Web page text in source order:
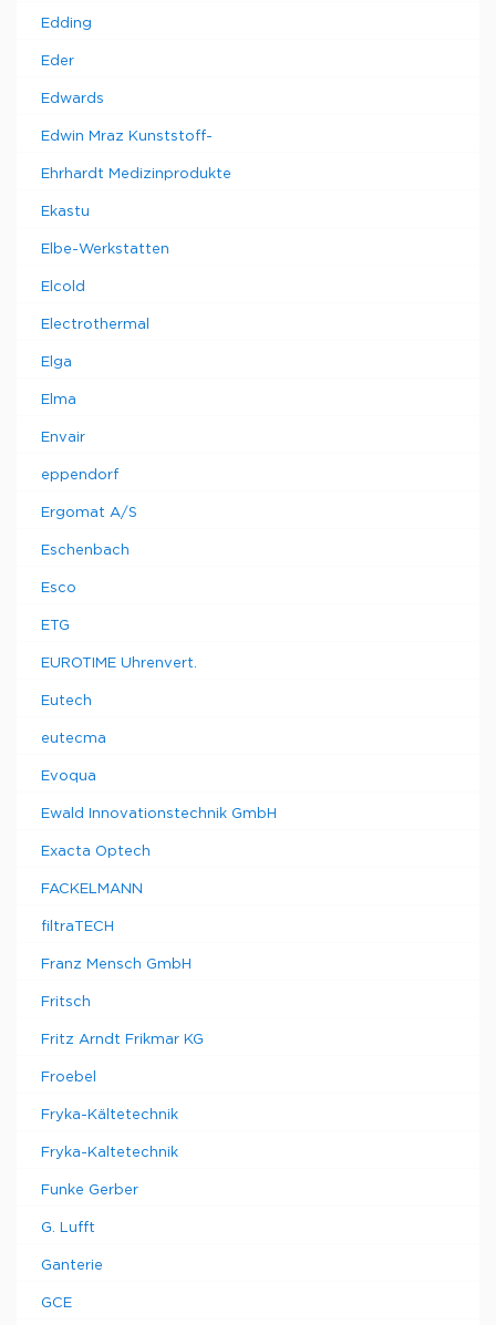
Edding
Eder
Edwards
Edwin Mraz Kunststoff-
Ehrhardt Medizinprodukte
Ekastu
Elbe-Werkstatten
Elcold
Electrothermal
Elga
Elma
Envair
eppendorf
Ergomat A/S
Eschenbach
Esco
ETG
EUROTIME Uhrenvert.
Eutech
eutecma
Evoqua
Ewald Innovationstechnik GmbH
Exacta Optech
FACKELMANN
filtraTECH
Franz Mensch GmbH
Fritsch
Fritz Arndt Frikmar KG
Froebel
Fryka-Kältetechnik
Fryka-Kaltetechnik
Funke Gerber
G. Lufft
Ganterie
GCE